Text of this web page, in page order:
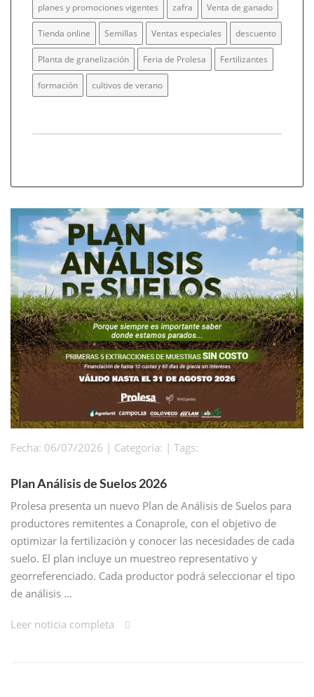
planes y promociones vigentes zafra Venta de ganado
Tienda online Semillas Ventas especiales descuento
Planta de granelización Feria de Prolesa Fertilizantes
formación cultivos de verano
Fecha: 06/07/2026 | Categoría: | Tags:
Plan Análisis de Suelos 2026
Prolesa presenta un nuevo Plan de Análisis de Suelos para
productores remitentes a Conaprole, con el objetivo de
optimizar la fertilización y conocer las necesidades de cada
suelo. El plan incluye un muestreo representativo y
georreferenciado. Cada productor podrá seleccionar el tipo
de análisis …
Leer noticia completa